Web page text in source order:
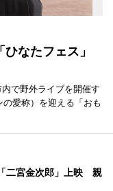
なたフェス」
で野外ライブを開催す
愛称）を迎える「おも
二宮金次郎」上映 親